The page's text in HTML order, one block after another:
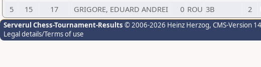
5
15 17 GRIGORE, EDUARD ANDREI 0 ROU 3B 2
Serverul Chess-Tournament-Results © 2006-2026 Heinz Herzog, CMS-Version
Legal details/Terms of use